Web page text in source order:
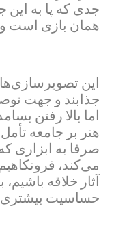
جدی که پا به این
همان بازی است
این
جذابند و جهت
اما بالا رفتن
هنر بر جامعه
صرفا به ابزاری
می‌کند،
آثار خلاقه باشیم،
حساسیت بیشتری